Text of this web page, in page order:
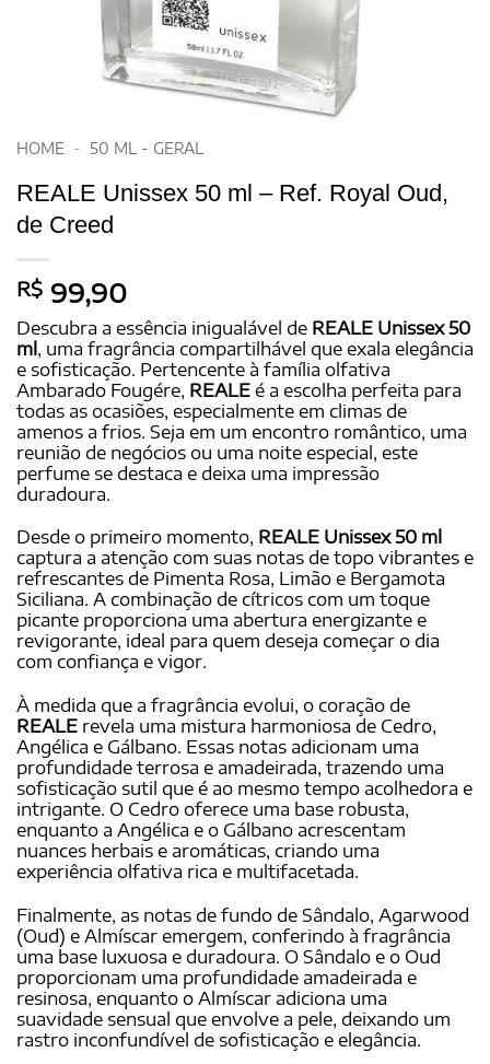
HOME - 50 ML - GERAL
REALE Unissex 50 ml – Ref. Royal Oud,
de Creed
R$ 99,90
Descubra a essência inigualável de REALE Unissex 50
ml, uma fragrância compartilhável que exala elegância
e sofisticação. Pertencente à família olfativa
Ambarado Fougére, REALE é a escolha perfeita para
todas as ocasiões, especialmente em climas de
amenos a frios. Seja em um encontro romântico, uma
reunião de negócios ou uma noite especial, este
perfume se destaca e deixa uma impressão
duradoura.
Desde o primeiro momento, REALE Unissex 50 ml
captura a atenção com suas notas de topo vibrantes e
refrescantes de Pimenta Rosa, Limão e Bergamota
Siciliana. A combinação de cítricos com um toque
picante proporciona uma abertura energizante e
revigorante, ideal para quem deseja começar o dia
com confiança e vigor.
À medida que a fragrância evolui, o coração de
REALE revela uma mistura harmoniosa de Cedro,
Angélica e Gálbano. Essas notas adicionam uma
profundidade terrosa e amadeirada, trazendo uma
sofisticação sutil que é ao mesmo tempo acolhedora e
intrigante. O Cedro oferece uma base robusta,
enquanto a Angélica e o Gálbano acrescentam
nuances herbais e aromáticas, criando uma
experiência olfativa rica e multifacetada.
Finalmente, as notas de fundo de Sândalo, Agarwood
(Oud) e Almíscar emergem, conferindo à fragrância
uma base luxuosa e duradoura. O Sândalo e o Oud
proporcionam uma profundidade amadeirada e
resinosa, enquanto o Almíscar adiciona uma
suavidade sensual que envolve a pele, deixando um
rastro inconfundível de sofisticação e elegância.